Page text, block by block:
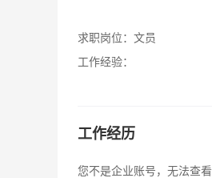
求职岗位： 文员
工作经验：
工作经历
您不是企业账号，无法查看